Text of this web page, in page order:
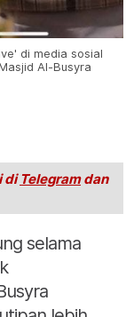
di media sosial
Al-Busyra
di Telegramdan
selama